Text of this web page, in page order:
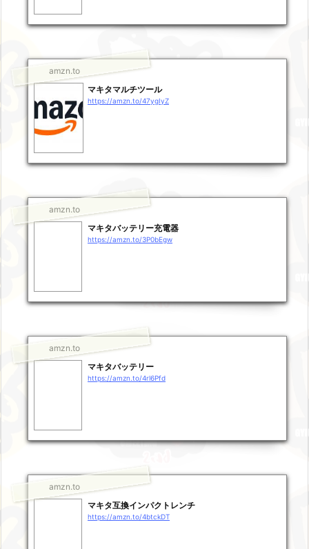
amzn.to
マキタマルチツール
https://amzn.to/47ygIyZ
amzn.to
マキタバッテリー充電器
https://amzn.to/3P0bEgw
amzn.to
マキタバッテリー
https://amzn.to/4rl6Pfd
amzn.to
マキタ互換インパクトレンチ
https://amzn.to/4btckDT